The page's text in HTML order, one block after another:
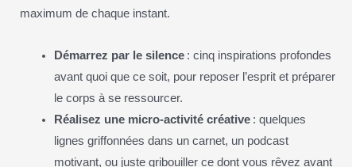
maximum de chaque instant.
Démarrez par le silence : cinq inspirations profondes
avant quoi que ce soit, pour reposer l’esprit et préparer
le corps à se ressourcer.
Réalisez une micro-activité créative : quelques
lignes griffonnées dans un carnet, un podcast
motivant, ou juste gribouiller ce dont vous rêvez avant